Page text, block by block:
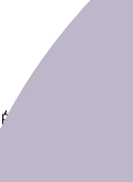
任何公开背书。